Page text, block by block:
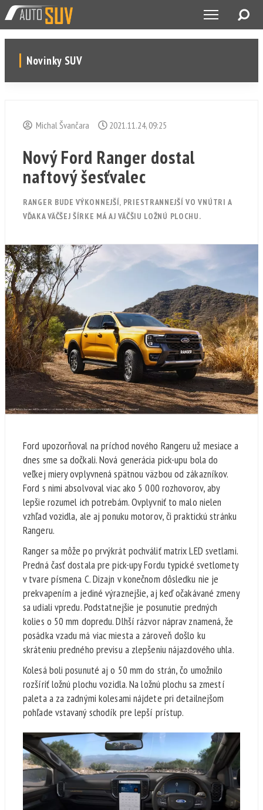
Novinky SUV
Michal Švančara 2021.11.24, 09:25
Nový Ford Ranger dostal
naftový šesťvalec
RANGER BUDE VÝKONNEJŠÍ, PRIESTRANNEJŠÍ VO VNÚTRI A
VĎAKA VÄČŠEJ ŠÍRKE MÁ AJ VÄČŠIU LOŽNÚ PLOCHU.
Ford upozorňoval na príchod nového Rangeru už mesiace a
dnes sme sa dočkali. Nová generácia pick-upu bola do
veľkej miery ovplyvnená spätnou väzbou od zákazníkov.
Ford s nimi absolvoval viac ako 5 000 rozhovorov, aby
lepšie rozumel ich potrebám. Ovplyvniť to malo nielen
vzhľad vozidla, ale aj ponuku motorov, či praktickú stránku
Rangeru.
Ranger sa môže po prvýkrát pochváliť matrix LED svetlami.
Predná časť dostala pre pick-upy Fordu typické svetlomety
v tvare písmena C. Dizajn v konečnom dôsledku nie je
prekvapením a jediné výraznejšie, aj keď očakávané zmeny
sa udiali vpredu. Podstatnejšie je posunutie predných
kolies o 50 mm dopredu. Dlhší rázvor náprav znamená, že
posádka vzadu má viac miesta a zároveň došlo ku
skráteniu predného previsu a zlepšeniu nájazdového uhla.
Kolesá boli posunuté aj o 50 mm do strán, čo umožnilo
rozšíriť ložnú plochu vozidla. Na ložnú plochu sa zmestí
paleta a za zadnými kolesami nájdete pri detailnejšom
pohľade vstavaný schodík pre lepší prístup.